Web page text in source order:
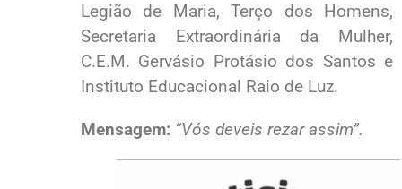
Legião de Maria, Terço dos Homens,
Secretaria Extraordinária da Mulher,
C.E.M. Gervásio Protásio dos Santos e
Instituto Educacional Raio de Luz.
Mensagem: “Vós deveis rezar assim”.